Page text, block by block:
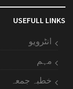
USEFULL LINKS
انٹرویو
مہم
خطبہ جمعہ